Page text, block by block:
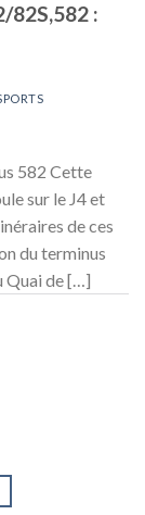
82S,582 :
582 Cette
sur le J4 et
de ces
du terminus
Quai de […]